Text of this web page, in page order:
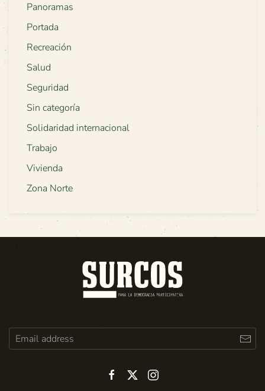
Panoramas
Portada
Recreación
Salud
Seguridad
Sin categoría
Solidaridad internacional
Trabajo
Vivienda
Zona Norte